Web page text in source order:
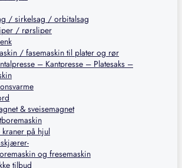
/ sirkelsag / orbitalsag
/ rørsliper
/ fasemaskin til plater og rør
– Kantpresse – Platesaks –
& sveisemagnet
på hjul
og fresemaskin
tilbud